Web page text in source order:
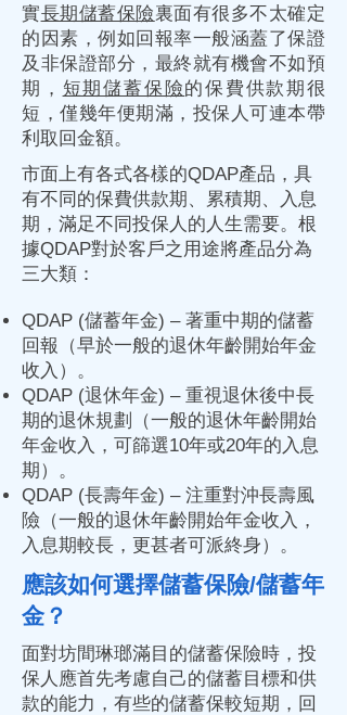
實長期儲蓄保險裏面有很多不太確定
的因素，例如回報率一般涵蓋了保證
及非保證部分，最終就有機會不如預
期， 短期儲蓄保險的保費供款期很
短，僅幾年便期滿，投保人可連本帶
利取回金額。​
市面上有各式各樣的QDAP產品，具
有不同的保費供款期、累積期、入息
期，滿足不同投保人的人生需要。根
據QDAP對於客戶之用途將產品分為
三大類：
QDAP (儲蓄年金) – 著重中期的儲蓄
回報（早於一般的退休年齡開始年金
收入）。
QDAP (退休年金) – 重視退休後中長
期的退休規劃（一般的退休年齡開始
年金收入，可篩選10年或20年的入息
期）。
QDAP (長壽年金) – 注重對沖長壽風
險（一般的退休年齡開始年金收入，
入息期較長，更甚者可派終身）。
應該如何選擇儲蓄保險/儲蓄年
金？
面對坊間琳瑯滿目的儲蓄保險時，投
保人應首先考慮自己的儲蓄目標和供
款的能力，有些的儲蓄保較短期，回